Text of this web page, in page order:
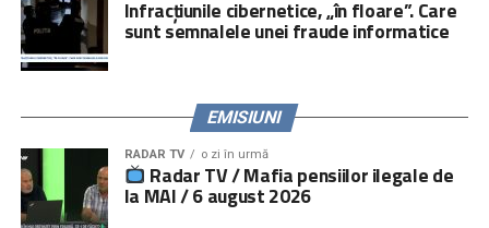
platforma
www.copiisinguriacasa.ro.
Comunicat „Salvați Copiii” România
Infracțiunile cibernetice, „în floare”. Care
sunt semnalele unei fraude informatice
EMISIUNI
RADAR TV o zi în urmă
Radar TV / Mafia pensiilor ilegale de
la MAI / 6 august 2026